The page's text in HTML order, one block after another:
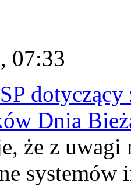
07:33
dotyczący
Dnia
że z uwagi